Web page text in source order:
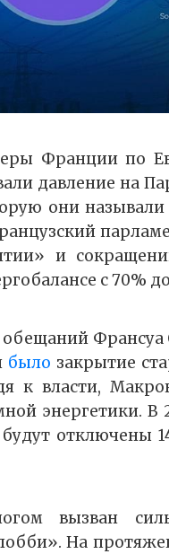
Франции по
давление на
они
и
с 70%
Франсуа
было закрытие
к власти,
энергетики. В
отключены
вызван
На